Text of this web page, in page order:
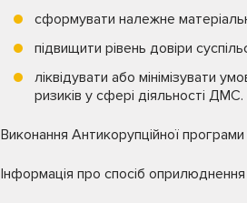
сформувати належне
підвищити рівень довіри
ліквідувати або мінімізувати
ризиків у сфері діяльності ДМС.
Виконання Антикорупційної
Інформація про спосіб